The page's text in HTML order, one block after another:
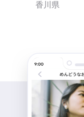
香川県